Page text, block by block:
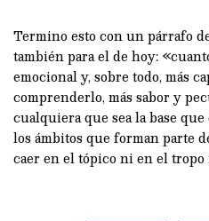
Termino esto con un párrafo
también para el de hoy:
emocional y, sobre todo, más
comprenderlo, más sabor y
cualquiera que sea la base
los ámbitos que forman parte
caer en el tópico ni en el tropo